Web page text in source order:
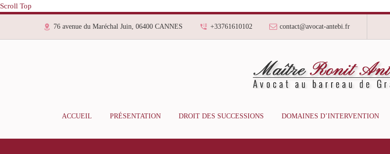
Scroll Top
76 avenue du Maréchal Juin, 06400 CANNES +33761610102 contact@avocat-antebi.fr
ACCUEIL PRÉSENTATION DROIT DES SUCCESSIONS DOMAINES D’INTERVENTION